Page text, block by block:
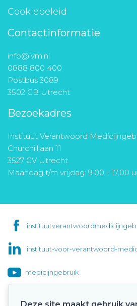
Cookiebeleid
Contactinformatie
info@ivm.nl
0888 800 400
Postbus 3089
3502 GB Utrecht
Bezoekadres
Instituut Verantwoord
Churchilllaan 11
3527 GV Utrecht
Maandag t/m vrijdag: 9.00 - 17.00
instituut-voor-verantwoord-
medicijngebruik